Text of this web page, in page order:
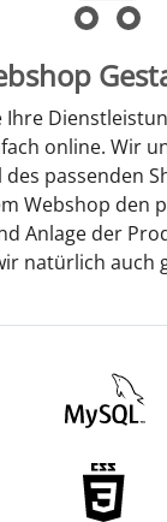
Ihre
online. Wir
des passenden
Webshop den
Anlage der
natürlich auch